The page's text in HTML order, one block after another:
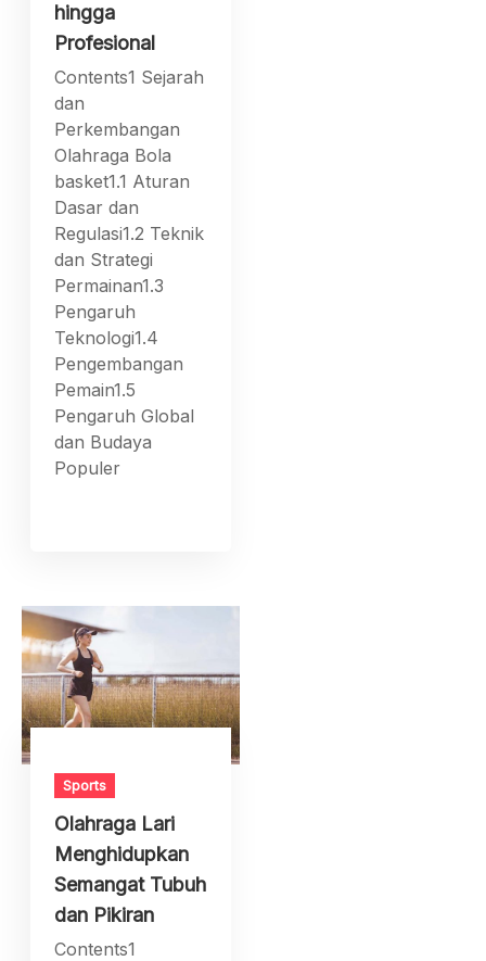
hingga
Profesional
Contents1 Sejarah
dan
Perkembangan
Olahraga Bola
basket1.1 Aturan
Dasar dan
Regulasi1.2 Teknik
dan Strategi
Permainan1.3
Pengaruh
Teknologi1.4
Pengembangan
Pemain1.5
Pengaruh Global
dan Budaya
Populer
Sports
Olahraga Lari
Menghidupkan
Semangat Tubuh
dan Pikiran
Contents1